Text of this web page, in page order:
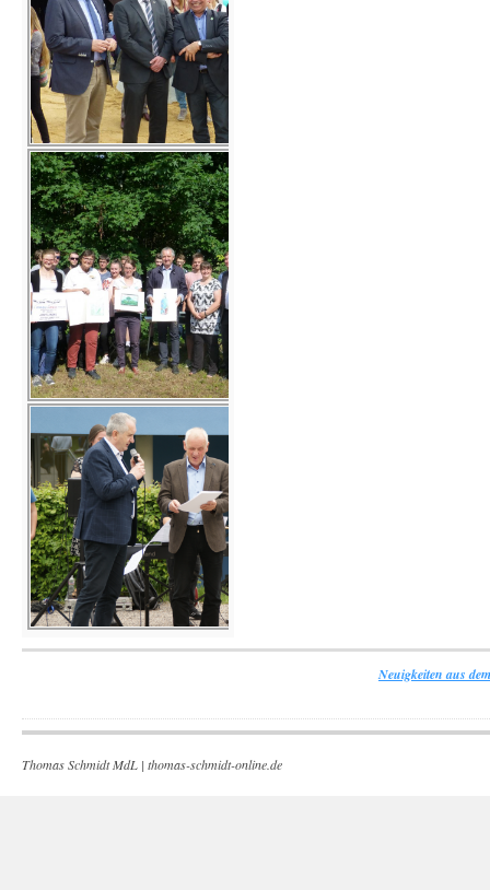
Neuigkeiten aus
Thomas Schmidt MdL | thomas-schmidt-online.de